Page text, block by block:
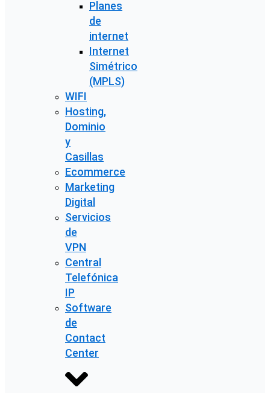
Planes
de
internet
Internet
Simétrico
(MPLS)
WIFI
Hosting,
Dominio
y
Casillas
Ecommerce
Marketing
Digital
Servicios
de
VPN
Central
Telefónica
IP
Software
de
Contact
Center